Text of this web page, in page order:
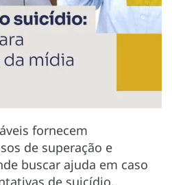
fornecem
de superação e
buscar ajuda em caso